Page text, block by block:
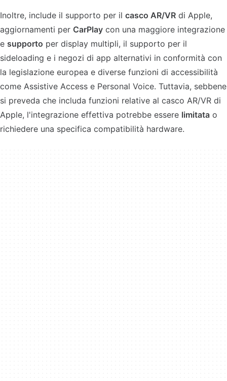
Inoltre, include il supporto per il casco AR/VR di Apple,
aggiornamenti per CarPlay con una maggiore integrazione
e supporto per display multipli, il supporto per il
sideloading e i negozi di app alternativi in conformità con
la legislazione europea e diverse funzioni di accessibilità
come Assistive Access e Personal Voice. Tuttavia, sebbene
si preveda che includa funzioni relative al casco AR/VR di
Apple, l'integrazione effettiva potrebbe essere limitata o
richiedere una specifica compatibilità hardware.